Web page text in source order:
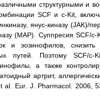
структурными и
SCF и c-Kit,
янус-киназу (JAK)/
(MAP). Суппресия SCF/
и эозинофилов,
путей. Поэтому SCF/c-
а также
артрит,
Eur. J. Pharmacol. 2006,